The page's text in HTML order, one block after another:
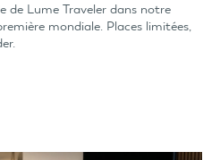
de Lume Traveler dans notre
mondiale. Places limitées,